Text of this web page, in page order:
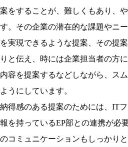
案をすることが、難しくもあり、
す。その企業の潜在的な課題やニ
を実現できるような提案、その提
りと伝え、時には企業担当者の方
内容を提案するなどしながら、ス
ようにしています。
納得感のある提案のためには、IT
報を持っているEP部との連携が必
のコミュニケーションもしっかり